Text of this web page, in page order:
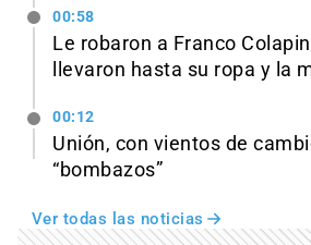
00:58
Le robaron a Franco
llevaron hasta su ropa y la
00:12
Unión, con vientos de
“bombazos”
Ver todas las noticias